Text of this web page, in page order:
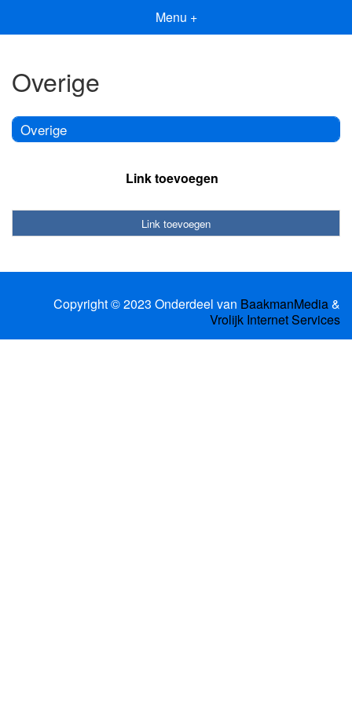
Menu +
Overige
Overige
Link toevoegen
Link toevoegen
Copyright © 2023 Onderdeel van BaakmanMedia&
Vrolijk Internet Services